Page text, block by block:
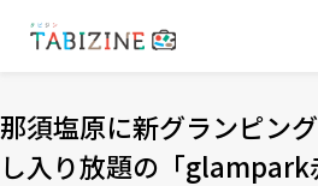
那須塩原に新グランピン
し入り放題の「glampark